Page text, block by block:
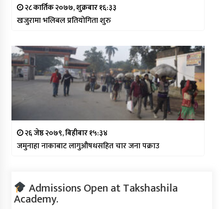
२८ कार्तिक २०७७, शुक्रबार १६:३३
खजुरामा भलिबल प्रतियोगिता शुरु
२६ जेष्ठ २०७९, बिहीबार १५:३४
जमुनाहा नाकाबाट लागुऔषधसहित चार जना पक्राउ
Admissions Open at Takshashila
Academy.